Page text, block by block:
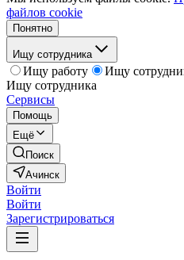
файлов cookie
Понятно
Ищу сотрудника
Ищу работу
Ищу
Ищу сотрудника
Сервисы
Помощь
Ещё
Поиск
Ачинск
Войти
Войти
Зарегистрироваться